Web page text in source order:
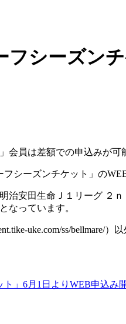
フシーズン
会員は差額での申込みが可
フシーズンチケット」の
治安田生命Ｊ１リーグ ２
なっています。
uke.com/ss/bellmare/
ト」6月1日よりWEB申込み